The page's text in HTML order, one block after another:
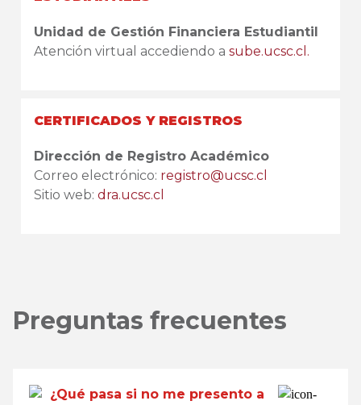
Unidad de Gestión Financiera Estudiantil
Atención virtual accediendo a sube.ucsc.cl .
CERTIFICADOS Y REGISTROS
Dirección de Registro Académico
Correo electrónico: registro@ucsc.cl
Sitio web: dra.ucsc.cl
Preguntas frecuentes
¿Qué pasa si no me presento a